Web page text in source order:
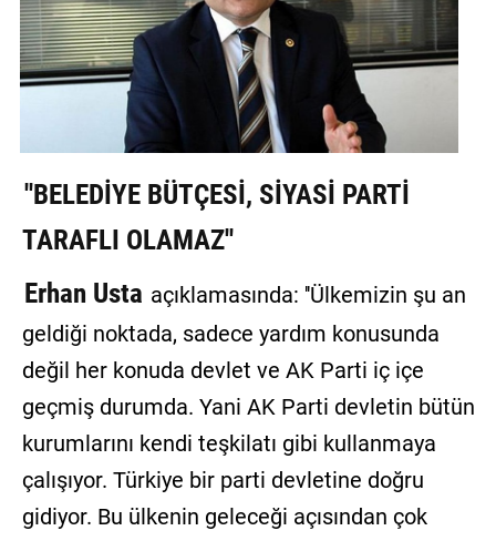
''BELEDİYE BÜTÇESİ, SİYASİ PARTİ
TARAFLI OLAMAZ''
Erhan Usta açıklamasında: ''Ülkemizin şu an
geldiği noktada, sadece yardım konusunda
değil her konuda devlet ve AK Parti iç içe
geçmiş durumda. Yani AK Parti devletin bütün
kurumlarını kendi teşkilatı gibi kullanmaya
çalışıyor. Türkiye bir parti devletine doğru
gidiyor. Bu ülkenin geleceği açısından çok